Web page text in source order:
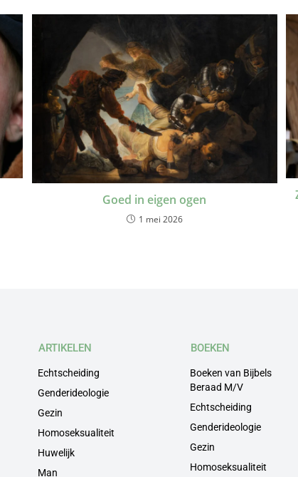
Goed in eigen ogen
1 mei 2026
ARTIKELEN
Echtscheiding
Genderideologie
Gezin
Homoseksualiteit
Huwelijk
Man
BOEKEN
Boeken van Bijbels
Beraad M/V
Echtscheiding
Genderideologie
Gezin
Homoseksualiteit